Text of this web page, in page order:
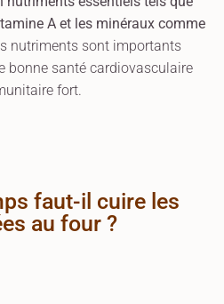
A et les minéraux comme
nutriments sont importants
bonne santé cardiovasculaire
fort.
faut-il cuire les
au four ?